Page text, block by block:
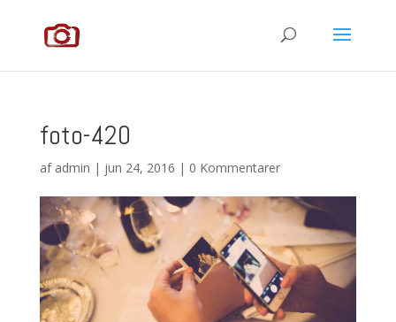
foto-420
af admin | jun 24, 2016 | 0 Kommentarer